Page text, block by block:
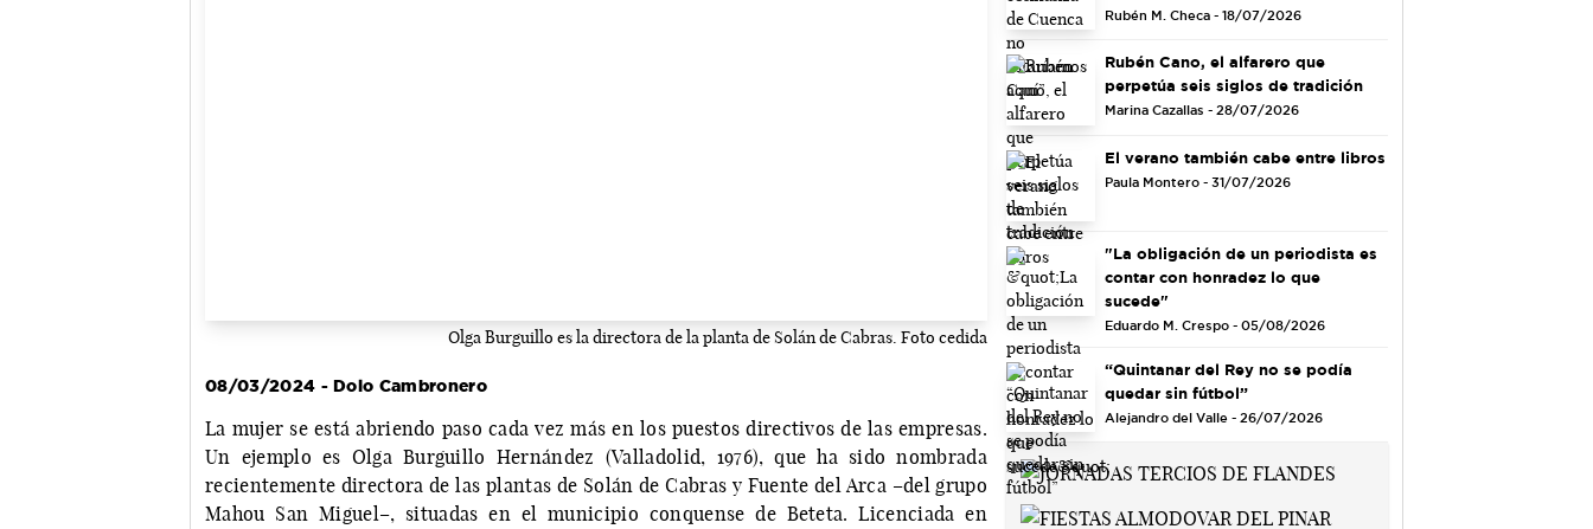
Olga Burguillo es la directora de la planta de Solán de Cabras. Foto cedida
08/03/2024 - Dolo Cambronero
La mujer se está abriendo paso cada vez más en los puestos directivos de las empresas.
Un ejemplo es Olga Burguillo Hernández (Valladolid, 1976), que ha sido nombrada
recientemente directora de las plantas de Solán de Cabras y Fuente del Arca –del grupo
Mahou San Miguel–, situadas en el municipio conquense de Beteta. Licenciada en
Rubén M. Checa - 18/07/2026
Rubén Cano, el alfarero que
perpetúa seis siglos de tradición
Marina Cazallas - 28/07/2026
El verano también cabe entre libros
Paula Montero - 31/07/2026
"La obligación de un periodista es
contar con honradez lo que
sucede"
Eduardo M. Crespo - 05/08/2026
“Quintanar del Rey no se podía
quedar sin fútbol”
Alejandro del Valle - 26/07/2026